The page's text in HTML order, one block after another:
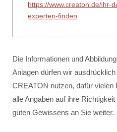
https://www.creaton.de/ihr-
experten-finden
Die Informationen und
Anlagen dürfen wir
CREATON nutzen, dafür
alle Angaben auf ihre
guten Gewissens an Sie weiter.